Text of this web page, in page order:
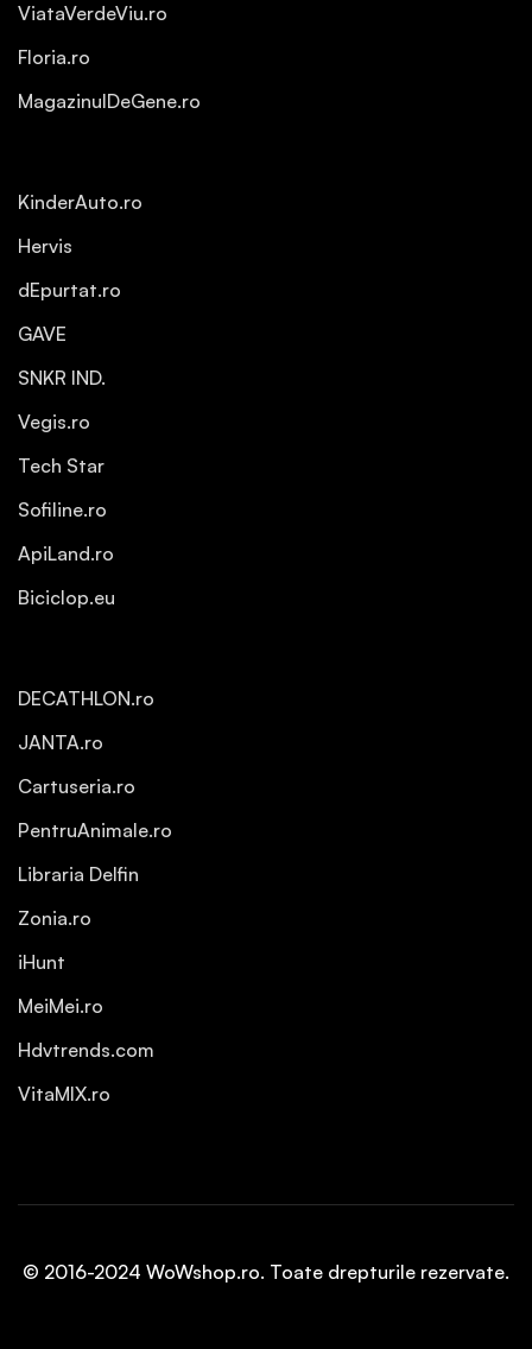
ViataVerdeViu.ro
Floria.ro
MagazinulDeGene.ro
KinderAuto.ro
Hervis
dEpurtat.ro
GAVE
SNKR IND.
Vegis.ro
Tech Star
Sofiline.ro
ApiLand.ro
Biciclop.eu
DECATHLON.ro
JANTA.ro
Cartuseria.ro
PentruAnimale.ro
Libraria Delfin
Zonia.ro
iHunt
MeiMei.ro
Hdvtrends.com
VitaMIX.ro
© 2016-2024 WoWshop.ro. Toate drepturile rezervate.